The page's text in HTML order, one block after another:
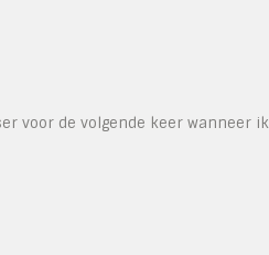
voor de volgende keer wanneer